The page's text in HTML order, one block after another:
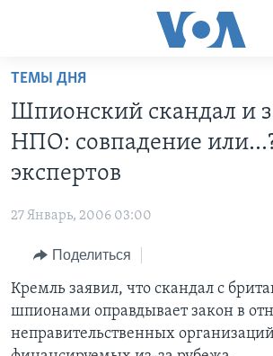
Перейти
основной
контент
основной
навигации
Перейти
поиск
ИТОГИ
ПОЧЕМУ ЭТО ВАЖНО?
ДИСКУССИЯ VOA
НАША АМЕРИКАНСКАЯ ИСТОРИЯ
А КАК В АМЕРИКЕ?
АРТЕФАКТЫ
АМЕРИКАНСКИЕ ГОРОДКИ
ИНТЕРВЬЮ
ФАКТЫ ПРОТИВ ФЕЙКОВ
ЗА СВОБОДУ ПРЕССЫ
УЧИМ АНГЛИЙСКИЙ
ТЕМЫ ДНЯ
Шпионский скандал и
НПО: совпадение
экспертов
27 Январь, 2006 03:00
Поделиться
Кремль заявил, что скандал с
шпионами оправдывает закон в
неправительственных